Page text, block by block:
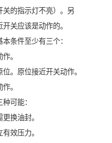
的指示灯不亮）。另
关应该是动作的。
条件至少有三个：
。
。原位接近开关动作。
。
可能：
换油封。
效压力。